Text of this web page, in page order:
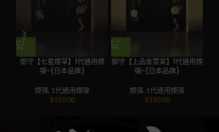
御守【七星煙草】1代通用煙
彈-(日本品牌)
煙彈, 1代通用煙彈
$150.00
御守【上品金萱茶】1代通用煙
彈-(日本品牌)
煙彈, 1代通用煙彈
$150.00